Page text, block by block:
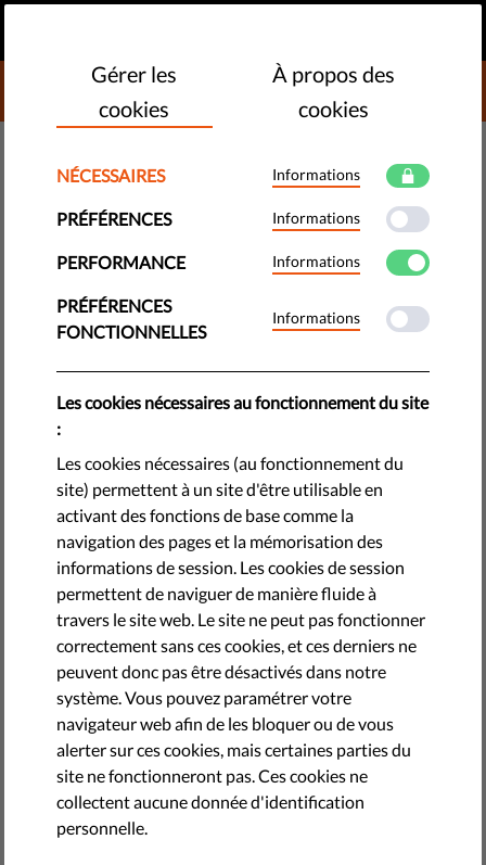
DONATE TO LIBERTIES
​La Commission européenne doit
combattre contre les abus
sexuels sur enfants en ligne
sans surveillance de masse :
La proposition de la Commission visant à combattre les abus
sexuels sur enfants en ligne à est bien intentionnée, mais
mal exécutée. Elle menacerait le cryptage et porterait
atteinte à nos droits fondamentaux, y compris ceux des
enfants.
by Liberties.EU
septembre 28, 2022
Gérer les
cookies
À propos des
cookies
NÉCESSAIRES Informations
PRÉFÉRENCES Informations
PERFORMANCE Informations
PRÉFÉRENCES
FONCTIONNELLES
Informations
Les cookies nécessaires au fonctionnement du site
:
Les cookies nécessaires (au fonctionnement du
site) permettent à un site d'être utilisable en
activant des fonctions de base comme la
navigation des pages et la mémorisation des
informations de session. Les cookies de session
permettent de naviguer de manière fluide à
travers le site web. Le site ne peut pas fonctionner
correctement sans ces cookies, et ces derniers ne
peuvent donc pas être désactivés dans notre
système. Vous pouvez paramétrer votre
navigateur web afin de les bloquer ou de vous
alerter sur ces cookies, mais certaines parties du
site ne fonctionneront pas. Ces cookies ne
collectent aucune donnée d'identification
personnelle.